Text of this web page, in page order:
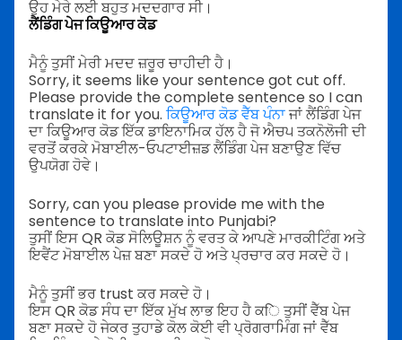
ਉਹ ਮੇਰੇ ਲਈ ਬਹੁਤ ਮਦਦਗਾਰ ਸੀ।
ਲੈਂਡਿੰਗ ਪੇਜ ਕਿਊਆਰ ਕੋਡ
ਮੈਨੂੰ ਤੁਸੀਂ ਮੇਰੀ ਮਦਦ ਜ਼ਰੂਰ ਚਾਹੀਦੀ ਹੈ।
Sorry, it seems like your sentence got cut off.
Please provide the complete sentence so I can
translate it for you. ਕਿਊਆਰ ਕੋਡ ਵੈੱਬ ਪੰਨਾਜਾਂ ਲੈਂਡਿੰਗ ਪੇਜ
ਦਾ ਕਿਊਆਰ ਕੋਡ ਇੱਕ ਡਾਇਨਾਮਿਕ ਹੱਲ ਹੈ ਜੋ ਐਚ੫ ਤਕਨੋਲੋਜੀ ਦੀ
ਵਰਤੋਂ ਕਰਕੇ ਮੋਬਾਈਲ-ਓਪਟਾਈਜ਼ਡ ਲੈਂਡਿੰਗ ਪੇਜ ਬਣਾਉਣ ਵਿੱਚ
ਉਪਯੋਗ ਹੋਵੇ।
Sorry, can you please provide me with the
sentence to translate into Punjabi?
ਤੁਸੀਂ ਇਸ QR ਕੋਡ ਸੋਲਿਊਸ਼ਨ ਨੂੰ ਵਰਤ ਕੇ ਆਪਣੇ ਮਾਰਕੀਟਿੰਗ ਅਤੇ
ਇਵੈਂਟ ਮੋਬਾਈਲ ਪੇਜ਼ ਬਣਾ ਸਕਦੇ ਹੋ ਅਤੇ ਪ੍ਰਚਾਰ ਕਰ ਸਕਦੇ ਹੋ।
ਮੈਨੂੰ ਤੁਸੀਂ ਭਰ trust ਕਰ ਸਕਦੇ ਹੋ।
ਇਸ QR ਕੋਡ ਸੰਧ ਦਾ ਇੱਕ ਮੁੱਖ ਲਾਭ ਇਹ ਹੈ ਕि ਤੁਸੀਂ ਵੈੱਬ ਪੇਜ
ਬਣਾ ਸਕਦੇ ਹੋ ਜੇਕਰ ਤੁਹਾਡੇ ਕੋਲ ਕੋਈ ਵੀ ਪ੍ਰੋਗਰਾਮਿੰਗ ਜਾਂ ਵੈੱਬ